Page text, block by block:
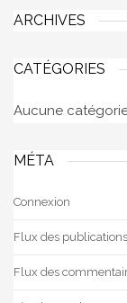
ARCHIVES
CATÉGORIES
Aucune
MÉTA
Connexion
Flux des publications
Flux des